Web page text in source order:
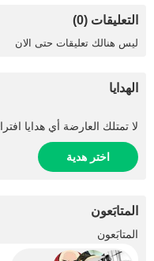
التعليقات (0)
ليس هنالك تعليقات حتى الان
الهدايا
لا تمتلك العارضة أي هدايا
اختر هدية
المتابَعون
المتابَعون